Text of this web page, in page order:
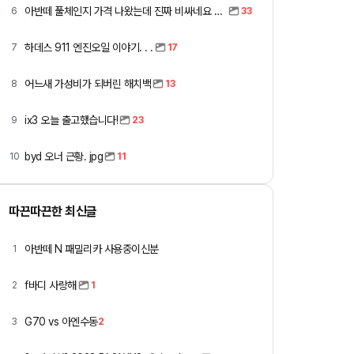
6 아반떼 풀체인지 가격 나왔는데 진짜 비싸네요 ㅎㅎ 33
7 하데스 911 엔진오일 이야기. . . 17
8 어느새 가성비가 되버린 해치백 13
9 ix3 오늘 출고했습니다! 23
10 byd 오너 근황. jpg 11
따끈따끈한 최신글
1 아반떼 N 패밀리카 사용중이신분
2 f바디 사랑해 1
3 G70 vs 아엔수동2